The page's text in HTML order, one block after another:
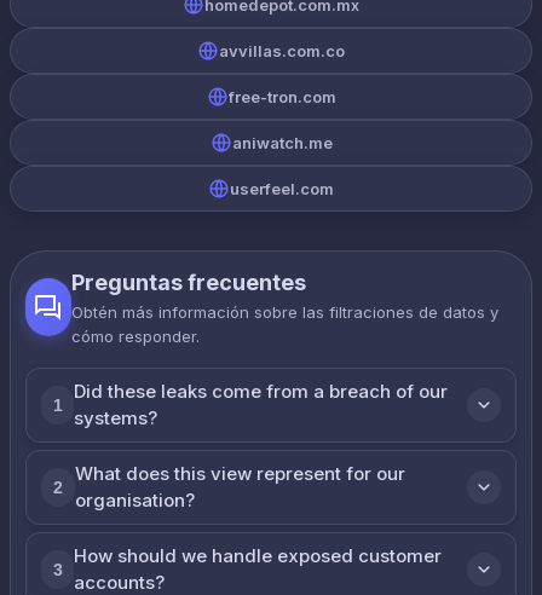
homedepot.com.mx
avvillas.com.co
free-tron.com
aniwatch.me
userfeel.com
Preguntas frecuentes
Obtén más información sobre las filtraciones de datos y
cómo responder.
1
Did these leaks come from a breach of our
systems?
2
What does this view represent for our
organisation?
3
How should we handle exposed customer
accounts?